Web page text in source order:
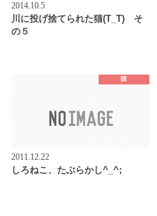
2014.10.5
川に投げ捨てられた猫(T_T) そ
の５
猫
2011.12.22
しろねこ、たぶらかし^_^;